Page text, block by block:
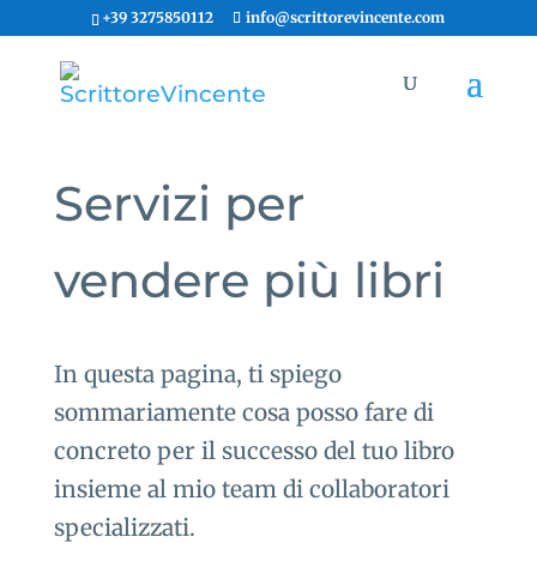
+39 3275850112 info@scrittorevincente.com
Servizi per
vendere più libri
In questa pagina, ti spiego
sommariamente cosa posso fare di
concreto per il successo del tuo libro
insieme al mio team di collaboratori
specializzati.